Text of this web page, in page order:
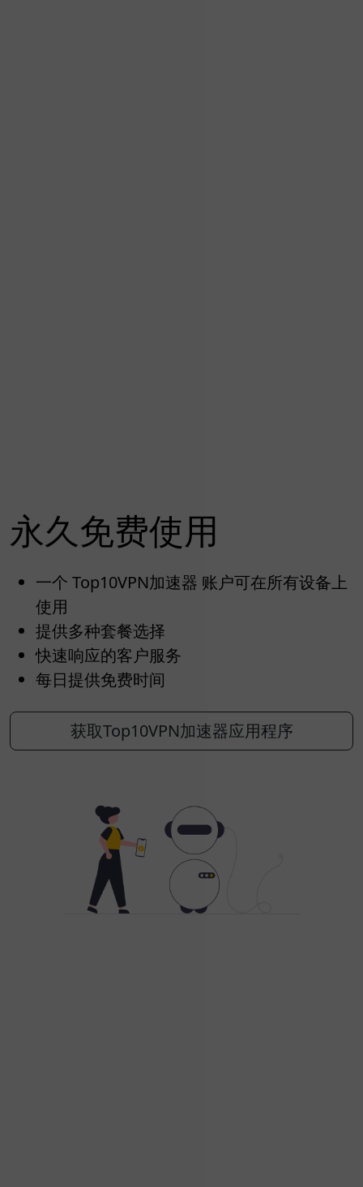
永久免费使用
一个 Top10VPN加速器 账户可在所有设备上
使用
提供多种套餐选择
快速响应的客户服务
每日提供免费时间
获取Top10VPN加速器应用程序